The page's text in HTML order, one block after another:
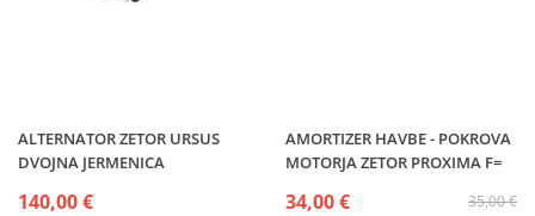
ALTERNATOR ZETOR URSUS
DVOJNA JERMENICA
140,00 €
AMORTIZER HAVBE - POKROVA
MOTORJA ZETOR PROXIMA F=
35,00 €
34,00 €